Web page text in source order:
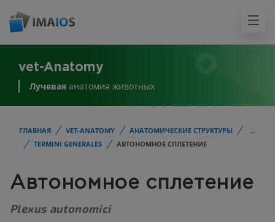
vet-Anatomy
Лучевая анатомия животных
ГЛАВНАЯ VET-ANATOMY АНАТОМИЧЕСКИЕ СТРУКТУРЫ
...
TERMINI GENERALES
АВТОНОМНОЕ СПЛЕТЕНИЕ
Автономное сплетение
Plexus autonomici